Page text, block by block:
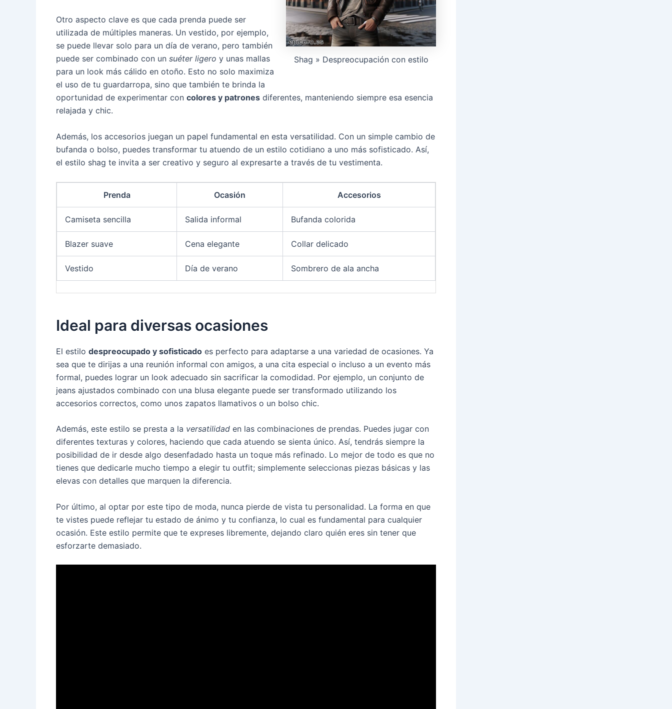
Shag » Despreocupación con estilo
Otro aspecto clave es que cada prenda puede ser
utilizada de múltiples maneras. Un vestido, por ejemplo,
se puede llevar solo para un día de verano, pero también
puede ser combinado con un suéter ligero y unas mallas
para un look más cálido en otoño. Esto no solo maximiza
el uso de tu guardarropa, sino que también te brinda la
oportunidad de experimentar con colores y patrones diferentes, manteniendo siempre esa esencia
relajada y chic.
Además, los accesorios juegan un papel fundamental en esta versatilidad. Con un simple cambio de
bufanda o bolso, puedes transformar tu atuendo de un estilo cotidiano a uno más sofisticado. Así,
el estilo shag te invita a ser creativo y seguro al expresarte a través de tu vestimenta.
Prenda Ocasión Accesorios
Camiseta sencilla Salida informal Bufanda colorida
Blazer suave Cena elegante Collar delicado
Vestido Día de verano Sombrero de ala ancha
Ideal para diversas ocasiones
El estilo despreocupado y sofisticado es perfecto para adaptarse a una variedad de ocasiones. Ya
sea que te dirijas a una reunión informal con amigos, a una cita especial o incluso a un evento más
formal, puedes lograr un look adecuado sin sacrificar la comodidad. Por ejemplo, un conjunto de
jeans ajustados combinado con una blusa elegante puede ser transformado utilizando los
accesorios correctos, como unos zapatos llamativos o un bolso chic.
Además, este estilo se presta a la versatilidad en las combinaciones de prendas. Puedes jugar con
diferentes texturas y colores, haciendo que cada atuendo se sienta único. Así, tendrás siempre la
posibilidad de ir desde algo desenfadado hasta un toque más refinado. Lo mejor de todo es que no
tienes que dedicarle mucho tiempo a elegir tu outfit; simplemente seleccionas piezas básicas y las
elevas con detalles que marquen la diferencia.
Por último, al optar por este tipo de moda, nunca pierde de vista tu personalidad. La forma en que
te vistes puede reflejar tu estado de ánimo y tu confianza, lo cual es fundamental para cualquier
ocasión. Este estilo permite que te expreses libremente, dejando claro quién eres sin tener que
esforzarte demasiado.